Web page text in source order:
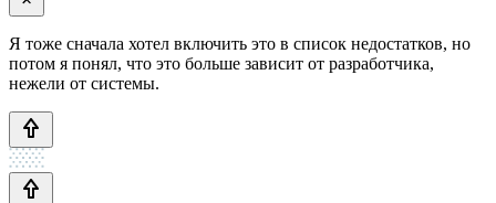
Я тоже сначала хотел включить это в список недостатков, но
потом я понял, что это больше зависит от разработчика,
нежели от системы.